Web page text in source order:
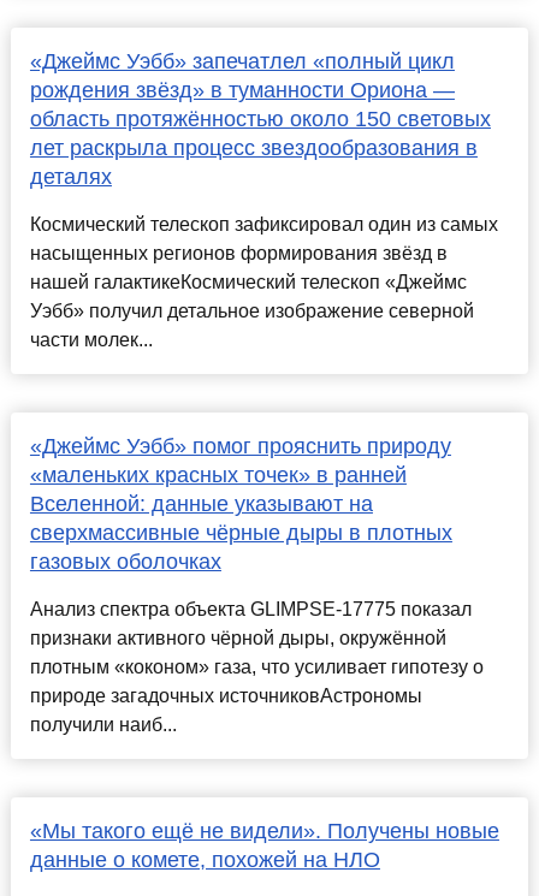
«Джеймс Уэбб» запечатлел «полный цикл
рождения звёзд» в туманности Ориона —
область протяжённостью около 150 световых
лет раскрыла процесс звездообразования в
деталях
Космический телескоп зафиксировал один из самых
насыщенных регионов формирования звёзд в
нашей галактикеКосмический телескоп «Джеймс
Уэбб» получил детальное изображение северной
части молек...
«Джеймс Уэбб» помог прояснить природу
«маленьких красных точек» в ранней
Вселенной: данные указывают на
сверхмассивные чёрные дыры в плотных
газовых оболочках
Анализ спектра объекта GLIMPSE-17775 показал
признаки активного чёрной дыры, окружённой
плотным «коконом» газа, что усиливает гипотезу о
природе загадочных источниковАстрономы
получили наиб...
«Мы такого ещё не видели». Получены новые
данные о комете, похожей на НЛО